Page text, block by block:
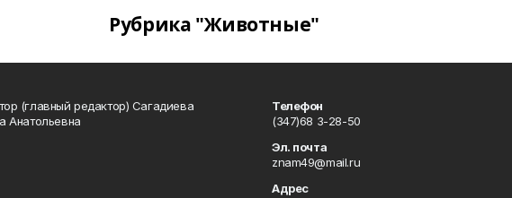
Рубрика "Животные"
(главный редактор) Сагадиева
Анатольевна
Телефон
(347)68 3-28-50
Эл. почта
znam49@mail.ru
Адрес